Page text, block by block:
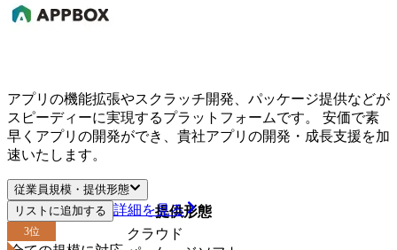
アプリの機能拡張やスクラッチ開発、パッケージ提供などが
スピーディーに実現するプラットフォームです。 安価で素
早くアプリの開発ができ、貴社アプリの開発・成長支援を加
速いたします。
従業員規模・提供形態
従業員規模 提供形態
クラウド
リストに追加する 詳細を見る
3位